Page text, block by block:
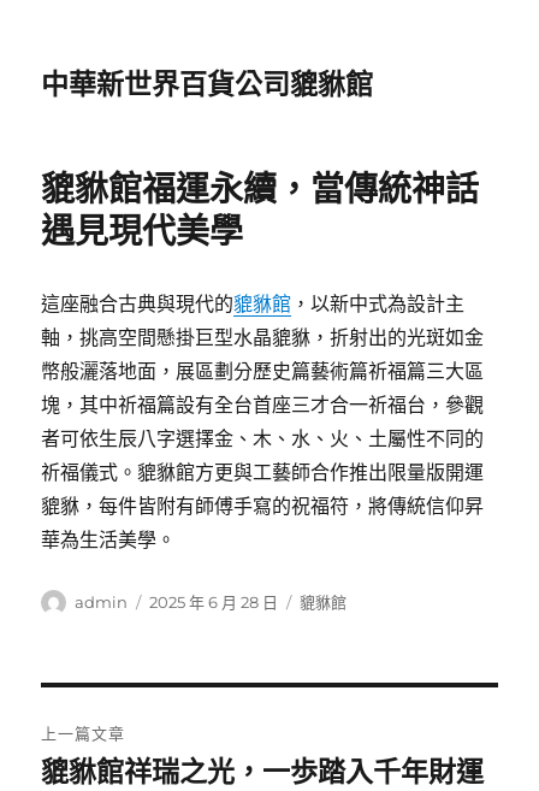
中華新世界百貨公司貔貅館
貔貅館福運永續，當傳統神話
遇見現代美學
這座融合古典與現代的貔貅館 ，以新中式為設計主
軸，挑高空間懸掛巨型水晶貔貅，折射出的光斑如金
幣般灑落地面，展區劃分歷史篇藝術篇祈福篇三大區
塊，其中祈福篇設有全台首座三才合一祈福台，參觀
者可依生辰八字選擇金、木、水、火、土屬性不同的
祈福儀式。貔貅館方更與工藝師合作推出限量版開運
貔貅，每件皆附有師傅手寫的祝福符，將傳統信仰昇
華為生活美學。
作
admin
發
2025 年 6 月 28 日
分
貔貅館
章
上一篇文章
上
貔貅館祥瑞之光，一歩踏入千年財運